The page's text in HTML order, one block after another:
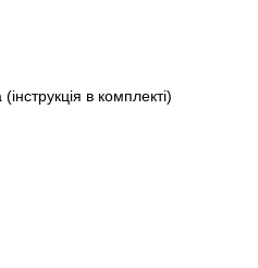
в комплекті)